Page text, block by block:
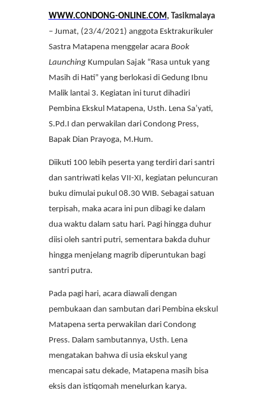
WWW.CONDONG-ONLINE.COM , Tasikmalaya
– Jumat, (23/4/2021) anggota Esktrakurikuler
Sastra Matapena menggelar acara Book
LaunchingKumpulan Sajak “Rasa untuk yang
Masih di Hati” yang berlokasi di Gedung Ibnu
Malik lantai 3. Kegiatan ini turut dihadiri
Pembina Ekskul Matapena, Usth. Lena Sa’yati,
S.Pd.I dan perwakilan dari Condong Press,
Bapak Dian Prayoga, M.Hum.
Diikuti 100 lebih peserta yang terdiri dari santri
dan santriwati kelas VII-XI, kegiatan peluncuran
buku dimulai pukul 08.30 WIB. Sebagai satuan
terpisah, maka acara ini pun dibagi ke dalam
dua waktu dalam satu hari. Pagi hingga duhur
diisi oleh santri putri, sementara bakda duhur
hingga menjelang magrib diperuntukan bagi
santri putra.
Pada pagi hari, acara diawali dengan
pembukaan dan sambutan dari Pembina ekskul
Matapena serta perwakilan dari Condong
Press. Dalam sambutannya, Usth. Lena
mengatakan bahwa di usia ekskul yang
mencapai satu dekade, Matapena masih bisa
eksis dan istiqomah menelurkan karya.